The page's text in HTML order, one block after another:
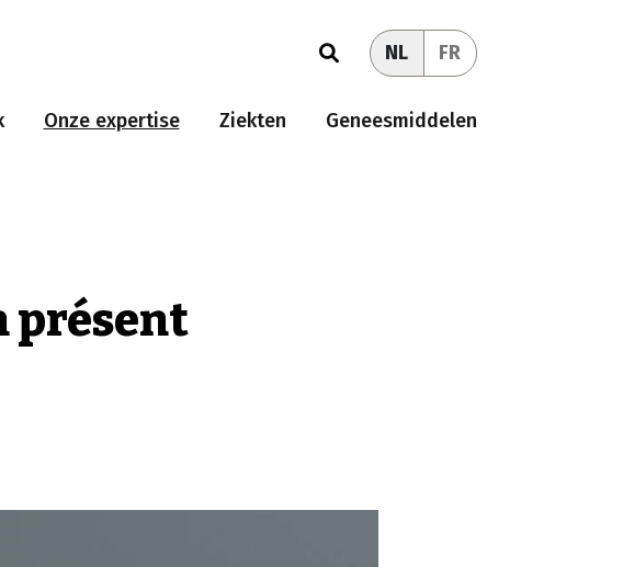
NL FR
Onze expertise Ziekten Geneesmiddelen
présent